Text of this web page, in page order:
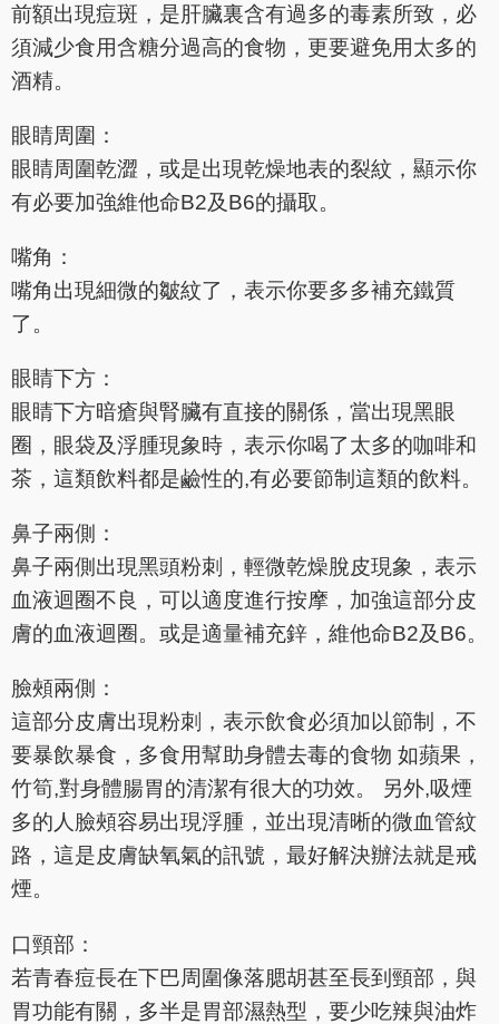
前額出現痘斑，是肝臟裏含有過多的毒素所致，必
須減少食用含糖分過高的食物，更要避免用太多的
酒精。
眼睛周圍：
眼睛周圍乾澀，或是出現乾燥地表的裂紋，顯示你
有必要加強維他命B2及B6的攝取。
嘴角：
嘴角出現細微的皺紋了，表示你要多多補充鐵質
了。
眼睛下方：
眼睛下方暗瘡與腎臟有直接的關係，當出現黑眼
圈，眼袋及浮腫現象時，表示你喝了太多的咖啡和
茶，這類飲料都是鹼性的,有必要節制這類的飲料。
鼻子兩側：
鼻子兩側出現黑頭粉刺，輕微乾燥脫皮現象，表示
血液迴圈不良，可以適度進行按摩，加強這部分皮
膚的血液迴圈。或是適量補充鋅，維他命B2及B6。
臉頰兩側：
這部分皮膚出現粉刺，表示飲食必須加以節制，不
要暴飲暴食，多食用幫助身體去毒的食物 如蘋果，
竹筍,對身體腸胃的清潔有很大的功效。 另外,吸煙
多的人臉頰容易出現浮腫，並出現清晰的微血管紋
路，這是皮膚缺氧氣的訊號，最好解決辦法就是戒
煙。
口頸部：
若青春痘長在下巴周圍像落腮胡甚至長到頸部，與
胃功能有關，多半是胃部濕熱型，要少吃辣與油炸